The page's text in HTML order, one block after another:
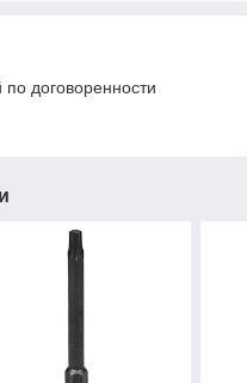
договоренности